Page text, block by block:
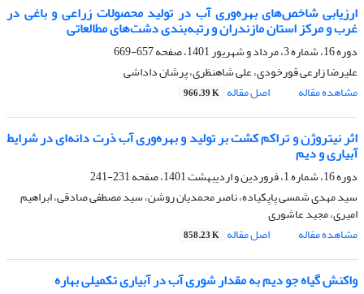
ارزیابی شاخص‌های بهره‌وری آب در تولید محصولات زراعی و باغی در
غرب و مرکز استان مازندران و رتبه‌بندی دشت‌های مطالعاتی
دوره 16، شماره 3، مرداد و شهریور 1401، صفحه
657-669
علیرضا زارعی قورخودی، علی شاهنظری، پرشان داداشی
مشاهده مقاله
اصل مقاله 966.39 K
اثر نیتروژن و تراکم‌ کشت بر تولید و بهره‌وری آب ذرت دانه‌ای در شرایط
آبیاری و دیم
دوره 16، شماره 1، فروردین و اردیبهشت 1401، صفحه
231-241
سید مهدی شمسی پاپکیاده، ناصر محمدیان روشن، سید مصطفی صادقی، ابراهیم
امیری، مجید عاشوری
مشاهده مقاله
اصل مقاله 858.23 K
واکنش گیاه جو دیم به مقدار شوری آب در آبیاری تکمیلی بهاره